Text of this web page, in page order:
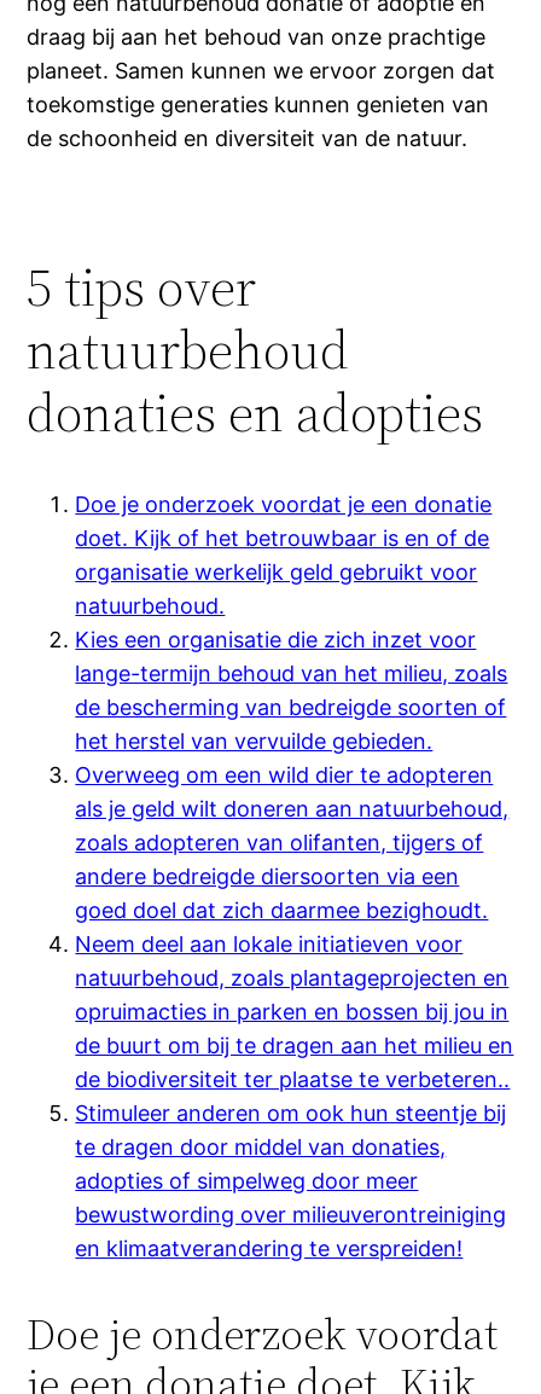
draag bij aan het behoud van onze prachtige
planeet. Samen kunnen we ervoor zorgen dat
toekomstige generaties kunnen genieten van
de schoonheid en diversiteit van de natuur.
5 tips over
natuurbehoud
donaties en adopties
Doe je onderzoek voordat je een donatie
doet. Kijk of het betrouwbaar is en of de
organisatie werkelijk geld gebruikt voor
natuurbehoud.
Kies een organisatie die zich inzet voor
lange-termijn behoud van het milieu, zoals
de bescherming van bedreigde soorten of
het herstel van vervuilde gebieden.
Overweeg om een ​​wild dier te adopteren
als je geld wilt doneren aan natuurbehoud,
zoals adopteren van olifanten, tijgers of
andere bedreigde diersoorten via een
goed doel dat zich daarmee bezighoudt.
Neem deel aan lokale initiatieven voor
natuurbehoud, zoals plantageprojecten en
opruimacties in parken en bossen bij jou in
de buurt om bij te dragen aan het milieu en
de biodiversiteit ter plaatse te verbeteren..
Stimuleer anderen om ook hun steentje bij
te dragen door middel van donaties,
adopties of simpelweg door meer
bewustwording over milieuverontreiniging
en klimaatverandering te verspreiden!
Doe je onderzoek voordat